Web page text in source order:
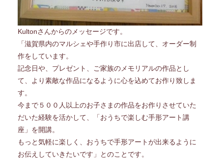
Kultonさんからのメッセージです。
「滋賀県内のマルシェや手作り市に出店して、オーダー制
作をしています。
記念日や、プレゼント、ご家族のメモリアルの作品とし
て、より素敵な作品になるように心を込めてお作り致しま
す。
今まで５００人以上のお子さまの作品をお作りさせていた
だいた経験を活かして、「おうちで楽しむ手形アート講
座」を開講。
もっと気軽に楽しく、おうちで手形アートが出来るように
お伝えしていきたいです」とのことです。